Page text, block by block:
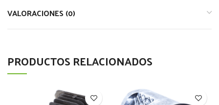
VALORACIONES (0)
PRODUCTOS RELACIONADOS